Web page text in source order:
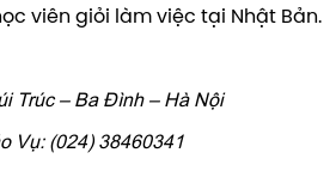
viên giỏi làm việc tại Nhật Bản.
Trúc – Ba Đình – Hà Nội
Vụ: (024) 38460341